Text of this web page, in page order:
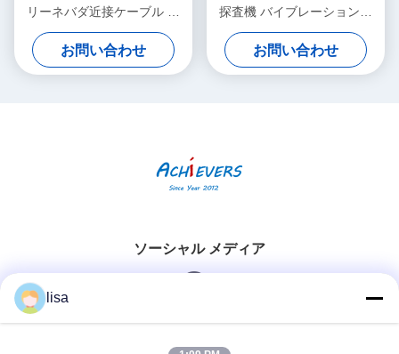
リーネバダ近接ケーブル 装
甲なし
お問い合わせ
探査機 バイブレーションセ
ンサー
お問い合わせ
ソーシャル メディア
迅速な連絡
lisa